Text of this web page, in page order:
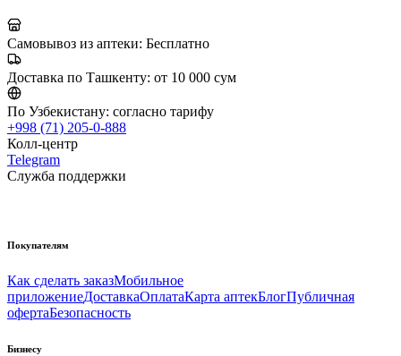
Самовывоз из аптеки: Бесплатно
Доставка по Ташкенту: от 10 000 сум
По Узбекистану: согласно тарифу
+998 (71) 205-0-888
Колл-центр
Telegram
Служба поддержки
Покупателям
Как сделать заказМобильное
приложениеДоставкаОплатаКарта аптекБлогПубличная
офертаБезопасность
Бизнесу